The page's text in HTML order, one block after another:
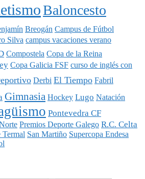
Baloncesto
Breogán Campus de Fútbol
Silva campus vacaciones verano
Compostela Copa de la Reina
Copa Galicia FSF curso de inglés con
Derbi El Tiempo Fabril
Gimnasia Hockey Lugo Natación
Pontevedra CF
Premios Deporte Galego R.C. Celta
Termal San Martiño Supercopa Endesa